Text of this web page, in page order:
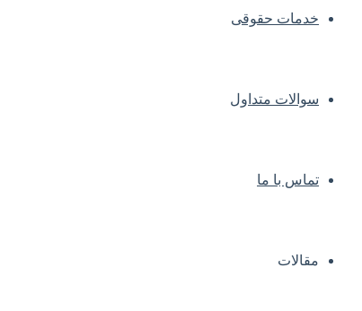
خدمات حقوقی
سوالات متداول
تماس با ما
مقالات